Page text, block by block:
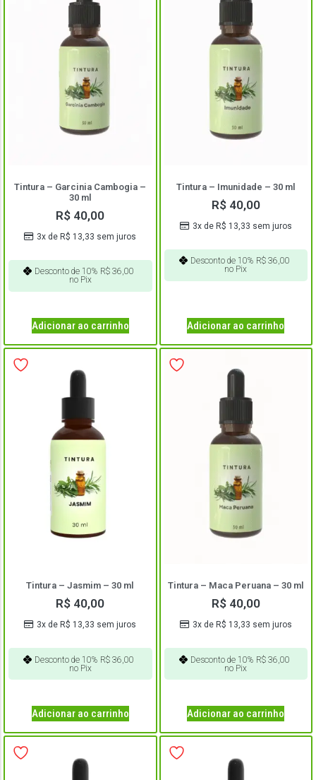
Tintura – Garcinia Cambogia –
30 ml
R$ 40,00
3x de R$ 13,33 sem juros
Desconto de 10% R$ 36,00
no Pix
Adicionar ao carrinho
Tintura – Imunidade – 30 ml
R$40,00
3x de R$ 13,33 sem juros
Desconto de 10% R$36,00
no Pix
Adicionar ao carrinho
Tintura – Jasmim – 30 ml
R$ 40,00
3x de R$ 13,33 sem juros
Desconto de 10% R$ 36,00
no Pix
Adicionar ao carrinho
Tintura – Maca Peruana – 30 ml
R$40,00
3x de R$ 13,33 sem juros
Desconto de 10% R$36,00
no Pix
Adicionar ao carrinho